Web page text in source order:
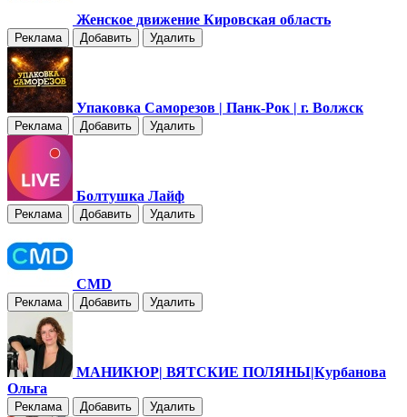
Женское движение Кировская область
Реклама Добавить Удалить
Упаковка Саморезов | Панк-Рок | г. Волжск
Реклама Добавить Удалить
Болтушка Лайф
Реклама Добавить Удалить
CMD
Реклама Добавить Удалить
МАНИКЮР| ВЯТСКИЕ ПОЛЯНЫ|Курбанова
Ольга
Реклама Добавить Удалить